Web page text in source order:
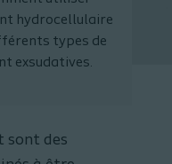
hydrocellulaire
types de
exsudatives.
sont des